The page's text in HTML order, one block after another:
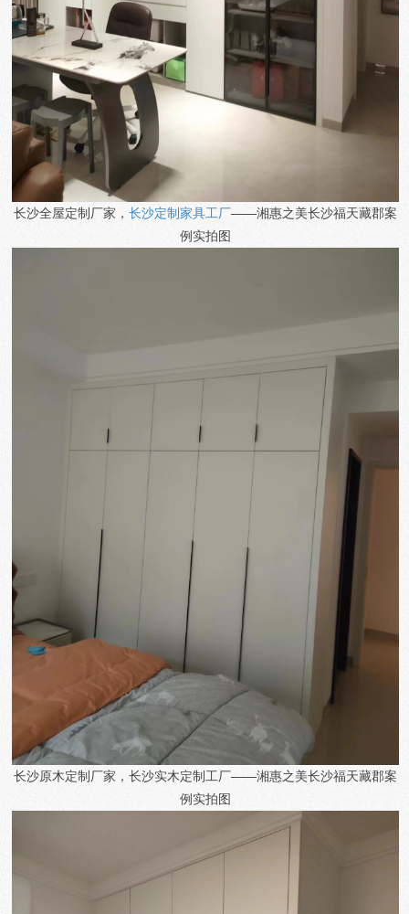
长沙全屋定制厂家， 长沙定制家具工厂——湘惠之美长沙福天藏郡案
例实拍图
长沙原木定制厂家，长沙实木定制工厂——湘惠之美长沙福天藏郡案
例实拍图